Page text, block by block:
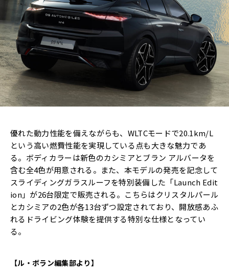
優れた動力性能を備えながらも、WLTCモードで20.1km/L
という高い燃費性能を実現している点も大きな魅力であ
る。ボディカラーは新色のカシミアとブラン アルバータを
含む全4色が用意される。また、本モデルの発売を記念して
スライディングガラスルーフを特別装備した「Launch Edit
ion」が26台限定で販売される。こちらはクリスタルパール
とカシミアの2色が各13台ずつ設定されており、開放感あふ
れるドライビング体験を提供する特別な仕様となってい
る。
【ル・ボラン編集部より】